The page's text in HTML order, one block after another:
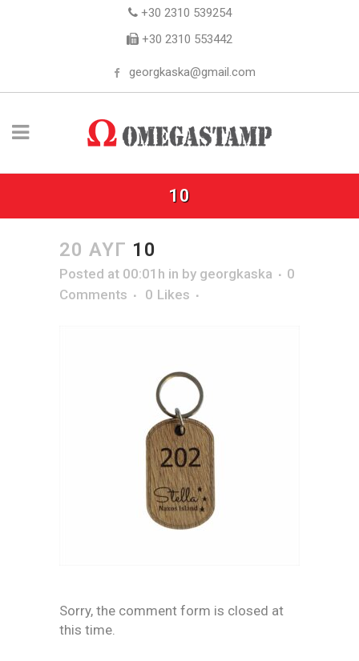
+30 2310 539254
+30 2310 553442
georgkaska@gmail.com
10
20 ΑΥΓ 10
Posted at 00:01h in by georgkaska
0
Comments
0 Likes
Sorry, the comment form is closed at
this time.